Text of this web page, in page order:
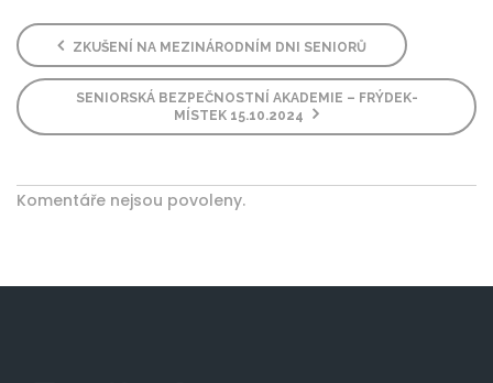
ZKUŠENÍ NA MEZINÁRODNÍM DNI SENIORŮ
SENIORSKÁ BEZPEČNOSTNÍ AKADEMIE – FRÝDEK-
MÍSTEK 15.10.2024
Komentáře nejsou povoleny.